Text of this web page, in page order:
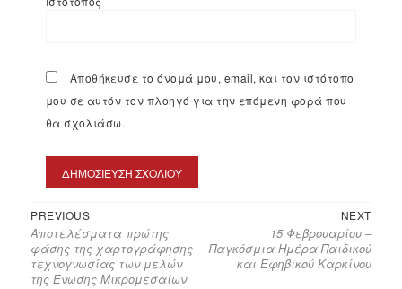
Αποθήκευσε το όνομά μου, email, και τον ιστότοπο
μου σε αυτόν τον πλοηγό για την επόμενη φορά που
θα σχολιάσω.
PREVIOUS
Αποτελέσματα πρώτης
φάσης της χαρτογράφησης
τεχνογνωσίας των μελών
της Ένωσης Μικρομεσαίων
NEXT
15 Φεβρουαρίου –
Παγκόσμια Ημέρα Παιδικού
και Εφηβικού Καρκίνου